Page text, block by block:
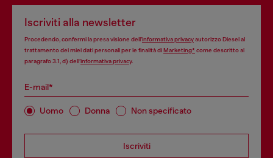
Iscriviti alla newsletter
Procedendo, confermi la presa visione dell’informativa privacyautorizzo Diesel al
trattamento dei miei dati personali per le finalità diMarketing*come descritto al
paragrafo 3.1, d) dell’informativa privacy.
E-mail*
Uomo Donna Non specificato
Iscriviti